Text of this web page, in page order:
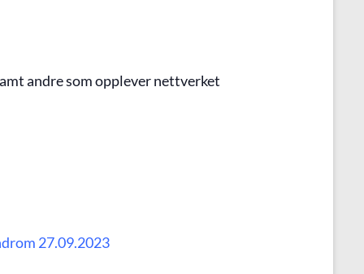
andre som opplever nettverket
27.09.2023